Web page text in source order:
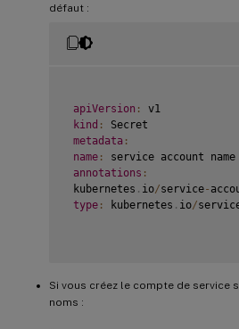
défaut :
apiVersion :
v1
kind :
Secret
metadata :
name :
service account name
annotations :
kubernetes . io/service-
type : kubernetes . io/
Si vous créez le compte de service
noms :